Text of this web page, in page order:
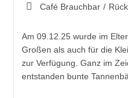
Café Brauchbar /
Am 09.12.25 wurde im
Großen als auch für die
zur Verfügung. Ganz im
entstanden bunte